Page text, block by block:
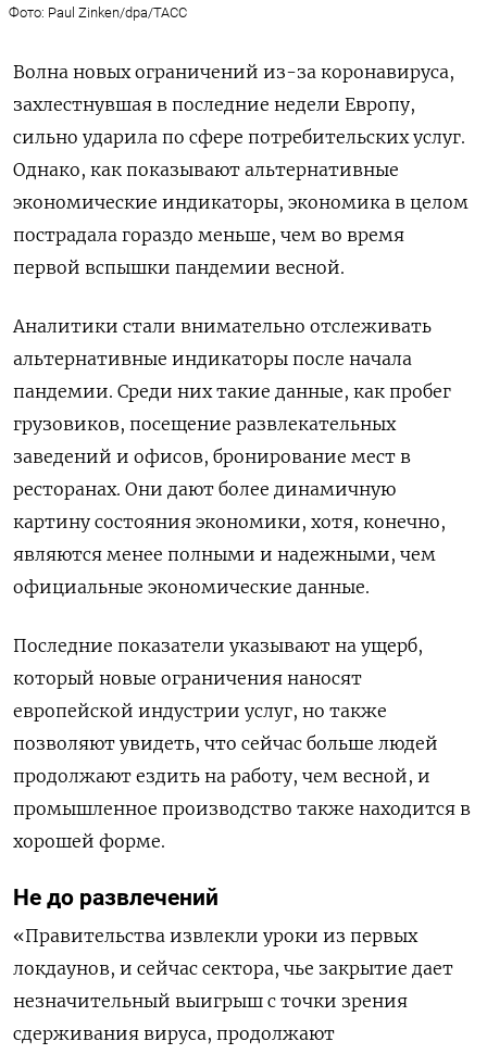
Фото: Paul Zinken/dpa/ТАСС
Волна новых ограничений из-за коронавируса,
захлестнувшая в последние недели Европу,
сильно ударила по сфере потребительских услуг.
Однако, как показывают альтернативные
экономические индикаторы, экономика в целом
пострадала гораздо меньше, чем во время
первой вспышки пандемии весной.
Аналитики стали внимательно отслеживать
альтернативные индикаторы после начала
пандемии. Среди них такие данные, как пробег
грузовиков, посещение развлекательных
заведений и офисов, бронирование мест в
ресторанах. Они дают более динамичную
картину состояния экономики, хотя, конечно,
являются менее полными и надежными, чем
официальные экономические данные.
Последние показатели указывают на ущерб,
который новые ограничения наносят
европейской индустрии услуг, но также
позволяют увидеть, что сейчас больше людей
продолжают ездить на работу, чем весной, и
промышленное производство также находится в
хорошей форме.
Не до развлечений
«Правительства извлекли уроки из первых
локдаунов, и сейчас сектора, чье закрытие дает
незначительный выигрыш с точки зрения
сдерживания вируса, продолжают